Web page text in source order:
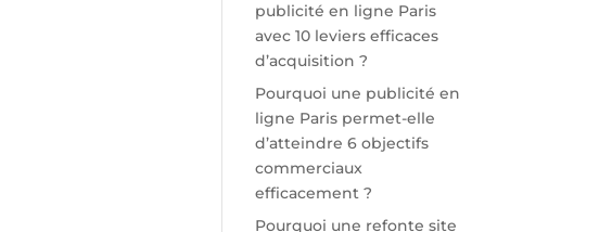
publicité en ligne Paris
avec 10 leviers efficaces
d’acquisition ?
Pourquoi une publicité en
ligne Paris permet-elle
d’atteindre 6 objectifs
commerciaux
efficacement ?
Pourquoi une refonte site